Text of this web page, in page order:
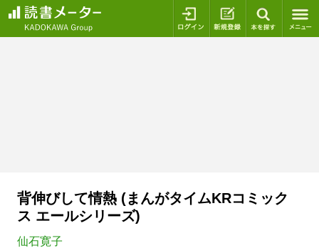
ログイン 新規登録
背伸びして情熱 (まんがタイムKRコミック
ス エールシリーズ)
仙石寛子